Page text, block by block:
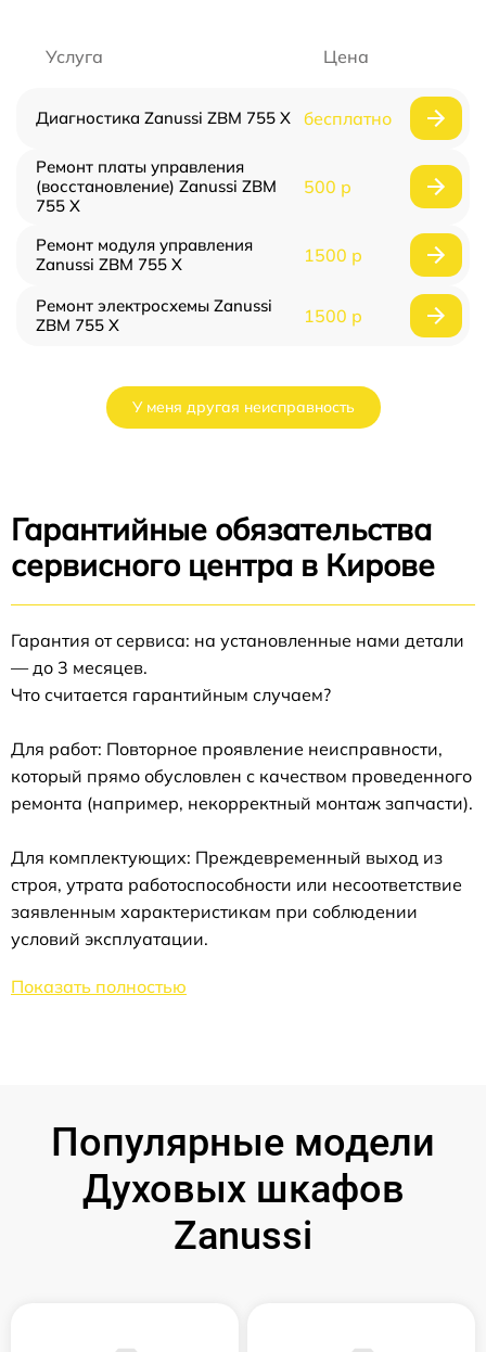
Услуга Цена
Диагностика Zanussi ZBM 755 X бесплатно
Ремонт платы управления
(восстановление) Zanussi ZBM
755 X
500 р
Ремонт модуля управления
Zanussi ZBM 755 X
1500 р
Ремонт электросхемы Zanussi
ZBM 755 X
1500 р
У меня другая неисправность
Гарантийные обязательства
сервисного центра в Кирове
Гарантия от сервиса: на установленные нами детали
— до 3 месяцев.
Что считается гарантийным случаем?
Для работ: Повторное проявление неисправности,
который прямо обусловлен с качеством проведенного
ремонта (например, некорректный монтаж запчасти).
Для комплектующих: Преждевременный выход из
строя, утрата работоспособности или несоответствие
заявленным характеристикам при соблюдении
условий эксплуатации.
Показать полностью
Популярные модели
Духовых шкафов
Zanussi